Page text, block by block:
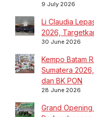
9 July 2026
Li Claudia
2026,
30 June 2026
Kempo Batam
Sumatera
dan BK PON
28 June 2026
Grand